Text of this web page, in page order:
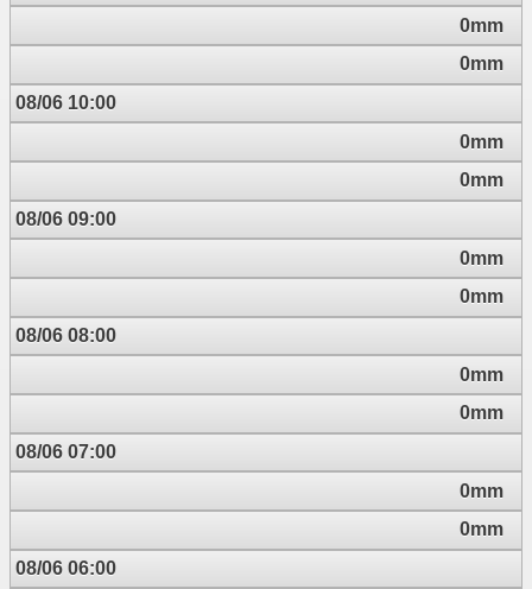
0mm
0mm
08/06 10:00
0mm
0mm
08/06 09:00
0mm
0mm
08/06 08:00
0mm
0mm
08/06 07:00
0mm
0mm
08/06 06:00